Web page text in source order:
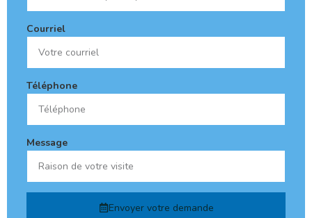
Courriel
Téléphone
Message
Envoyer votre demande